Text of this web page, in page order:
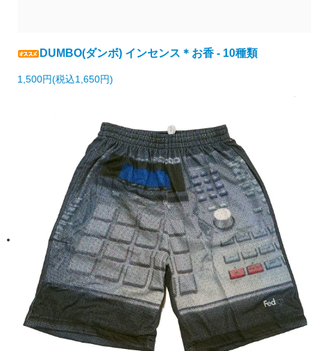
DUMBO(ダンボ) インセンス＊お香 - 10種類
1,500円(税込1,650円)